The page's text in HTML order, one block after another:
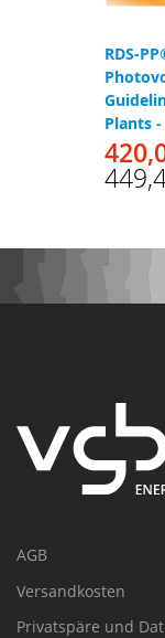
RDS-
Plants
AGB
Versandkosten
Privatspäre und